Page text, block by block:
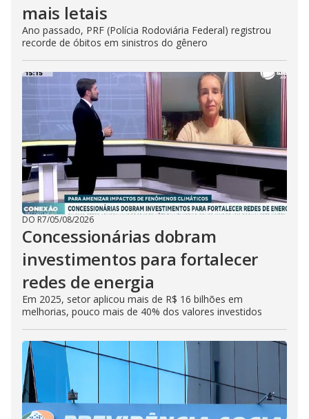
mais letais
Ano passado, PRF (Polícia Rodoviária Federal) registrou
recorde de óbitos em sinistros do gênero
DO R7/05/08/2026
Concessionárias dobram
investimentos para fortalecer
redes de energia
Em 2025, setor aplicou mais de R$ 16 bilhões em
melhorias, pouco mais de 40% dos valores investidos